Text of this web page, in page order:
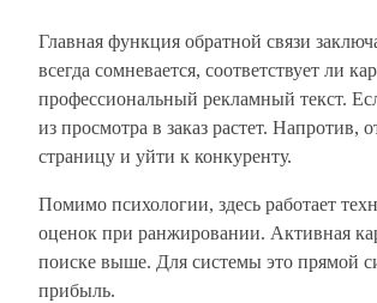
Главная функция обратной связи
всегда сомневается, соответствует ли
профессиональный рекламный текст.
из просмотра в заказ растет. Напротив,
страницу и уйти к конкуренту.
Помимо психологии, здесь работает
оценок при ранжировании. Активная
поиске выше. Для системы это прямой
прибыль.